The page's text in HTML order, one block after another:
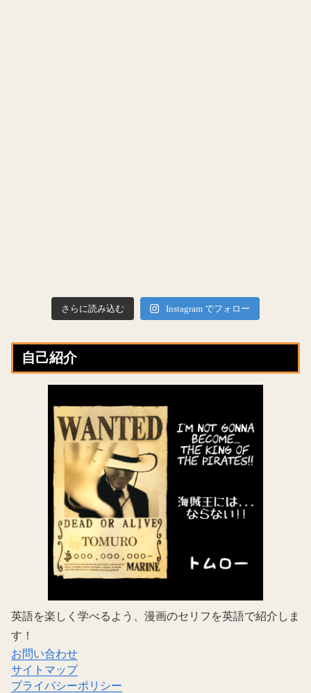
さらに読み込む Instagram でフォロー
自己紹介
英語を楽しく学べるよう、漫画のセリフを英語で紹介しま
す！
お問い合わせ
サイトマップ
プライバシーポリシー